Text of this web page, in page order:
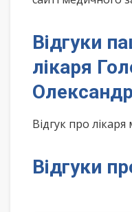
Відгуки
лікаря
Відгук про
Відгуки